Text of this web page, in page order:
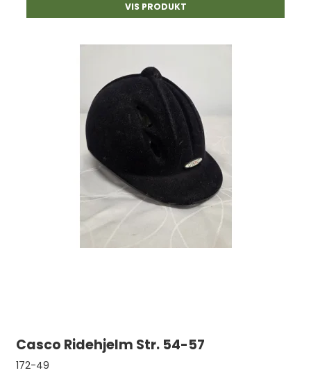
VIS PRODUKT
Casco Ridehjelm Str. 54-57
172-49